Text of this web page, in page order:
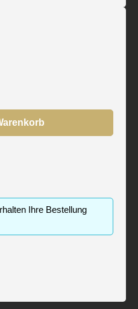
benutze die Schaltflächen um
Ihre Bestellung